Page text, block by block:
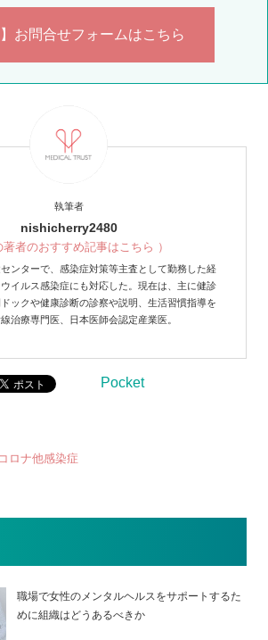
】お問合せフォームはこちら
執筆者
nishicherry2480
著者のおすすめ記事はこちら ）
ンターで、感染症対策等主査として勤務した経
イルス感染症にも対応した。現在は、主に健診
ックや健康診断の診察や説明、生活習慣指導を
治療専門医、日本医師会認定産業医。
Pocket
コロナ他感染症
職場で女性のメンタルヘルスをサポートするた
めに組織はどうあるべきか